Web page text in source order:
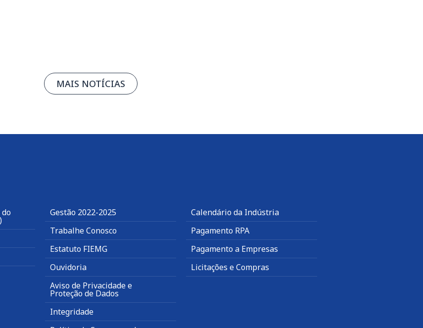
MAIS NOTÍCIAS
do
Gestão 2022-2025
Trabalhe Conosco
Estatuto FIEMG
Ouvidoria
Aviso de Privacidade e
Proteção de Dados
Integridade
Calendário da Indústria
Pagamento RPA
Pagamento a Empresas
Licitações e Compras